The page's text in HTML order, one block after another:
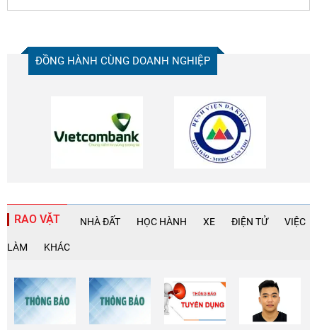
ĐỒNG HÀNH CÙNG DOANH NGHIỆP
RAO VẶT NHÀ ĐẤT HỌC HÀNH XE ĐIỆN TỬ VIỆC
LÀM KHÁC